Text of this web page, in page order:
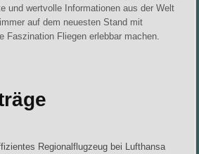
und wertvolle Informationen aus der Welt
auf dem neuesten Stand mit
Faszination Fliegen erlebbar machen.
Regionalflugzeug bei Lufthansa